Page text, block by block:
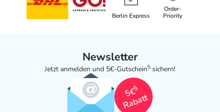
Berlin Express
Order-
Priority
Newsletter
Jetzt anmelden und 5€-Gutschein5 sichern!
5€
5
Rabatt